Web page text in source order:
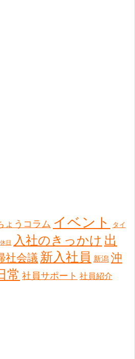
ょうコラム イベント タイ
休日 入社のきっかけ 出
社会議 新入社員 新潟 沖
常 社員サポート 社員紹介